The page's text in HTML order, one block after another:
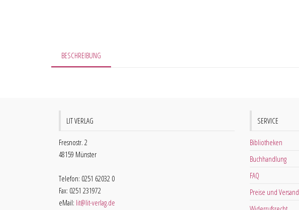
BESCHREIBUNG
LIT VERLAG
Fresnostr. 2
48159 Münster
Telefon: 0251 62032 0
Fax: 0251 231972
eMail: lit@lit-verlag.de
SERVICE
Bibliotheken
Buchhandlung
FAQ
Preise und Versand